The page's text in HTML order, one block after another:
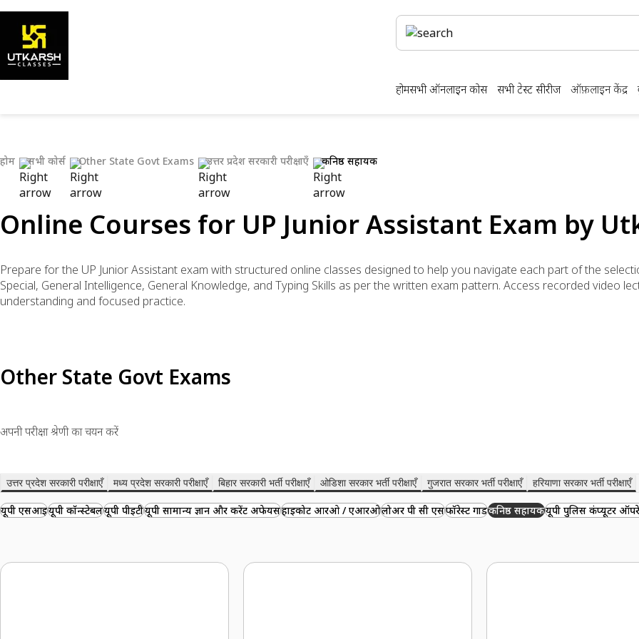
होमसभी ऑनलाइन कोर्स सभी टेस्ट सीरीज ऑफ़लाइन केंद्र
होम सभी कोर्स Other State Govt Exams उत्तर प्रदेश सरकारी परीक्षाएँ कनिष्ठ सहायक
Online Courses for UP Junior Assistant Exam by
Prepare for the UP Junior Assistant exam with structured online classes designed to help you navigate each part of the
Special, General Intelligence, General Knowledge, and Typing Skills as per the written exam pattern. Access recorded video
understanding and focused practice.
Other State Govt Exams
अपनी परीक्षा श्रेणी का चयन करें
उत्तर प्रदेश सरकारी परीक्षाएँ मध्य प्रदेश सरकारी परीक्षाएँ बिहार सरकारी भर्ती परीक्षाएँ ओडिशा सरकार भर्ती परीक्षाएँ गुजरात सरकार भर्ती परीक्षाएँ हरियाणा सरकार भर्ती परीक्षाएँ
यूपी एसआईयूपी कॉन्स्टेबलयूपी पीईटीयूपी सामान्य ज्ञान और करेंट अफेयर्सहाईकोर्ट आरओ / एआरओलोअर पी सी एसफॉरेस्ट गार्डकनिष्ठ सहायकयूपी पुलिस कंप्यूटर